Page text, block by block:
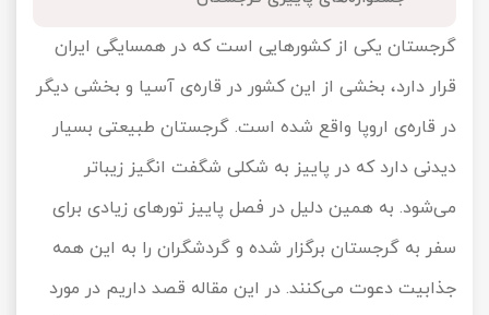
گرجستان یکی از کشورهایی است که در همسایگی ایران
قرار دارد، بخشی از این کشور در قاره‌ی آسیا و بخشی دیگر
در قاره‌ی اروپا واقع شده است. گرجستان طبیعتی بسیار
دیدنی دارد که در پاییز به شکلی شگفت انگیز زیباتر
می‌شود. به همین دلیل در فصل پاییز تورهای زیادی برای
سفر به گرجستان برگزار شده و گردشگران را به این همه
جذابیت دعوت می‌کنند. در این مقاله قصد داریم در مورد
تور کویر مرنجاب
تور طبس
تور کویر مصر
تور کویر ابوزیدآباد
اقساطی
اقساطی
تور سنگاپور اقساطی
تور مالدیو
تور زیارتی اقساطی